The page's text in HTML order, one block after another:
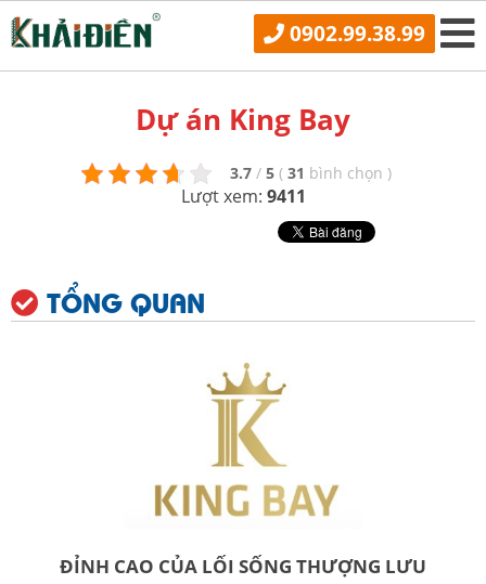
0902.99.38.99
Dự án King Bay
3.7 / 5 ( 31 bình chọn )
Lượt xem: 9411
TỔNG QUAN
ĐỈNH CAO CỦA LỐI SỐNG THƯỢNG LƯU